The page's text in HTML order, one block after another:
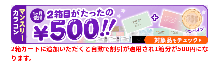
2箱カートに追加いただくと自動で割引が適用され1箱分が500円にな
ります。